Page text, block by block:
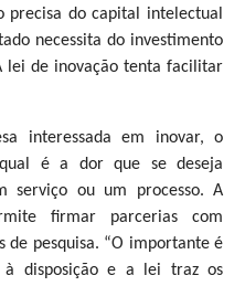
precisa do capital intelectual
necessita do investimento
lei de inovação tenta facilitar
interessada em inovar, o
é a dor que se deseja
serviço ou um processo. A
firmar parcerias com
de pesquisa. “O importante é
à disposição e a lei traz os